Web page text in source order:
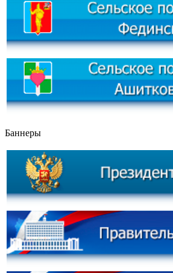
Баннеры